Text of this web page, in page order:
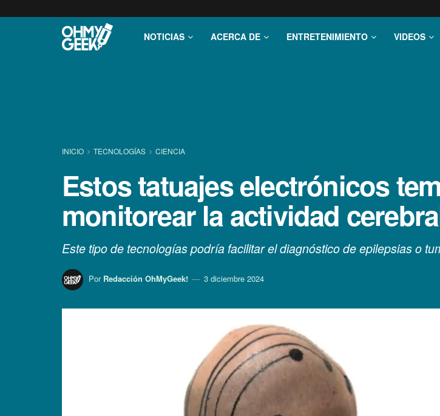
NOTICIAS ACERCA DE ENTRETENIMIENTO VIDEOS
INICIO TECNOLOGÍ­AS CIENCIA
Estos tatuajes electrónicos
monitorear la actividad
Este tipo de tecnologías podría facilitar el diagnóstico de epilepsias o
Por Redacción OhMyGeek! 3 diciembre 2024